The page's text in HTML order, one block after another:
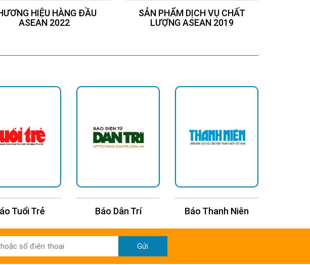
HIỆU HÀNG ĐẦU
ASEAN 2022
SẢN PHẨM DỊCH VỤ CHẤT
LƯỢNG ASEAN 2019
Tuổi Trẻ Báo Dân Trí Báo Thanh Niên
Gửi